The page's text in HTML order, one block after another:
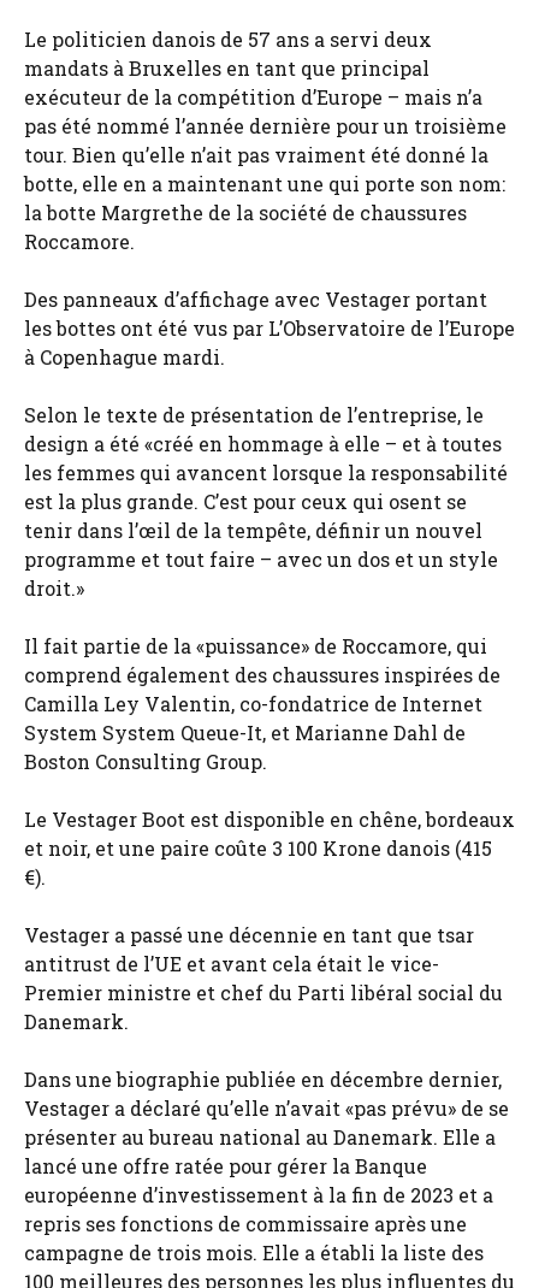
Le politicien danois de 57 ans a servi deux
mandats à Bruxelles en tant que principal
exécuteur de la compétition d’Europe – mais n’a
pas été nommé l’année dernière pour un troisième
tour. Bien qu’elle n’ait pas vraiment été donné la
botte, elle en a maintenant une qui porte son nom:
la botte Margrethe de la société de chaussures
Roccamore.
Des panneaux d’affichage avec Vestager portant
les bottes ont été vus par L’Observatoire de l’Europe
à Copenhague mardi.
Selon le texte de présentation de l’entreprise, le
design a été «créé en hommage à elle – et à toutes
les femmes qui avancent lorsque la responsabilité
est la plus grande. C’est pour ceux qui osent se
tenir dans l’œil de la tempête, définir un nouvel
programme et tout faire – avec un dos et un style
droit.»
Il fait partie de la «puissance» de Roccamore, qui
comprend également des chaussures inspirées de
Camilla Ley Valentin, co-fondatrice de Internet
System System Queue-It, et Marianne Dahl de
Boston Consulting Group.
Le Vestager Boot est disponible en chêne, bordeaux
et noir, et une paire coûte 3 100 Krone danois (415
€).
Vestager a passé une décennie en tant que tsar
antitrust de l’UE et avant cela était le vice-
Premier ministre et chef du Parti libéral social du
Danemark.
Dans une biographie publiée en décembre dernier,
Vestager a déclaré qu’elle n’avait «pas prévu» de se
présenter au bureau national au Danemark. Elle a
lancé une offre ratée pour gérer la Banque
européenne d’investissement à la fin de 2023 et a
repris ses fonctions de commissaire après une
campagne de trois mois. Elle a établi la liste des
100 meilleures des personnes les plus influentes du